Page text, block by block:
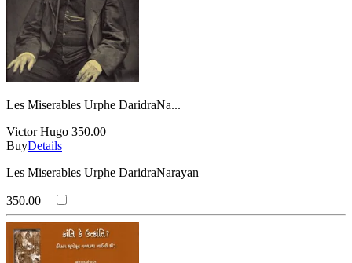
Les Miserables Urphe DaridraNa...
Victor Hugo 350.00
BuyDetails
Les Miserables Urphe DaridraNarayan
350.00